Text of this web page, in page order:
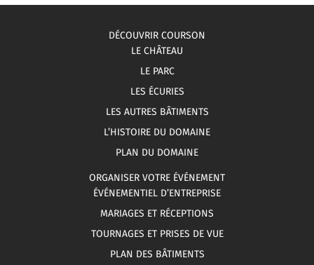
DÉCOUVRIR COURSON
LE CHÂTEAU
LE PARC
LES ÉCURIES
LES AUTRES BÂTIMENTS
L’HISTOIRE DU DOMAINE
PLAN DU DOMAINE
ORGANISER VOTRE ÉVÉNEMENT
ÉVÉNEMENTIEL D’ENTREPRISE
MARIAGES ET RÉCEPTIONS
TOURNAGES ET PRISES DE VUE
PLAN DES BÂTIMENTS